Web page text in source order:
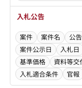
入札公告
案件 案件名 公告
案件公示日
入札日
基準価格
資料等交
入札適合条件
官報